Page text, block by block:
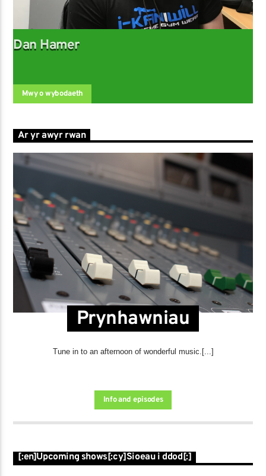
Dan Hamer
Mwy o wybodaeth
Ar yr awyr rwan
Prynhawniau
Tune in to an afternoon of wonderful music.[...]
Info and episodes
[:en]Upcoming shows[:cy]Sioeau i ddod[:]